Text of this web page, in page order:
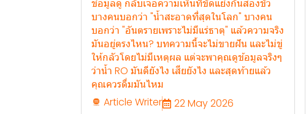
ข้อมูลดู กลับเจอความเห็นที่ขัดแย้งกันสองขั้ว
บางคนบอกว่า "น้ำสะอาดที่สุดในโลก" บางคน
บอกว่า "อันตรายเพราะไม่มีแร่ธาตุ" แล้วความจริง
มันอยู่ตรงไหน? บทความนี้จะไม่ขายฝัน และไม่ขู่
ให้กลัวโดยไม่มีเหตุผล แต่จะพาคุณดูข้อมูลจริงๆ
ว่าน้ำ RO มันดียังไง เสียยังไง และสุดท้ายแล้ว
คุณควรดื่มมันไหม
Article Writer
22 May 2026